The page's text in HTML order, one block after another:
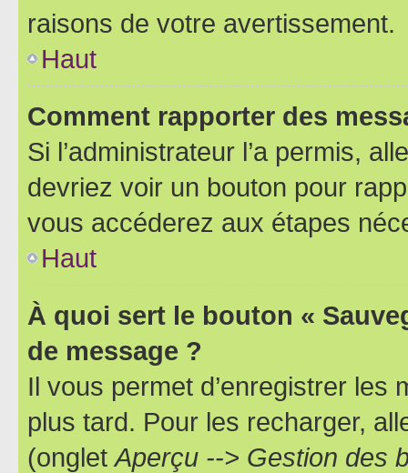
raisons de votre avertissement.
Haut
Comment rapporter des
Si l’administrateur l’a permis,
devriez voir un bouton pour
vous accéderez aux étapes
Haut
À quoi sert le bouton «
de message ?
Il vous permet d’enregistrer
plus tard. Pour les recharger,
(ongletAperçu --> Gestion des